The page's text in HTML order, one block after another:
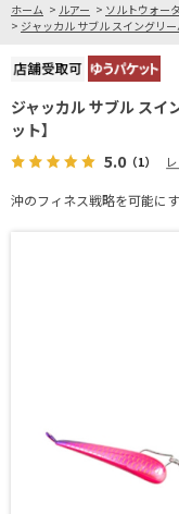
ホーム > ルアー > ソルトウォー
> ジャッカル サブル スイングリ
ジャッカル サブル スイ
ット】
5.0（1）
沖のフィネス戦略を可能にす